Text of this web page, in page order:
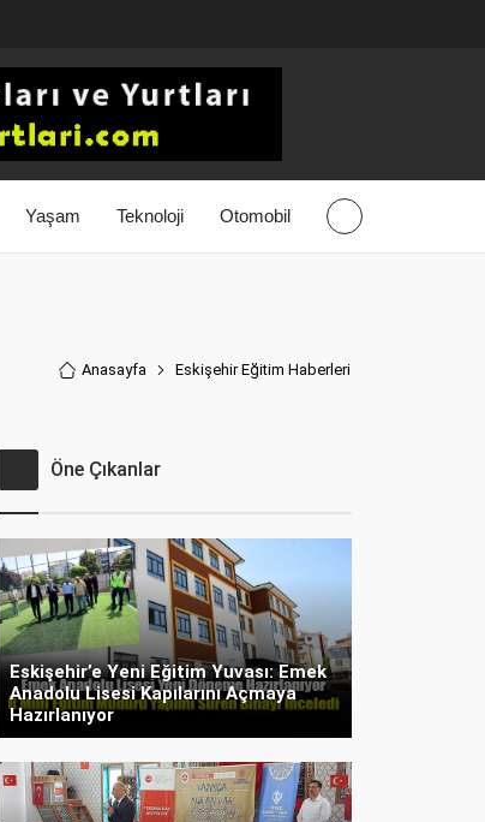
Yaşam Teknoloji Otomobil
Anasayfa Eskişehir Eğitim Haberleri
Öne Çıkanlar
Eskişehir’e Yeni Eğitim Yuvası: Emek
Anadolu Lisesi Kapılarını Açmaya
Hazırlanıyor